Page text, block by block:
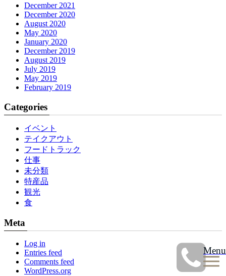
Menu
December 2021
December 2020
August 2020
May 2020
January 2020
December 2019
August 2019
July 2019
May 2019
February 2019
Categories
イベント
テイクアウト
フードトラック
仕事
未分類
特産品
観光
食
Meta
Log in
Entries feed
Comments feed
WordPress.org